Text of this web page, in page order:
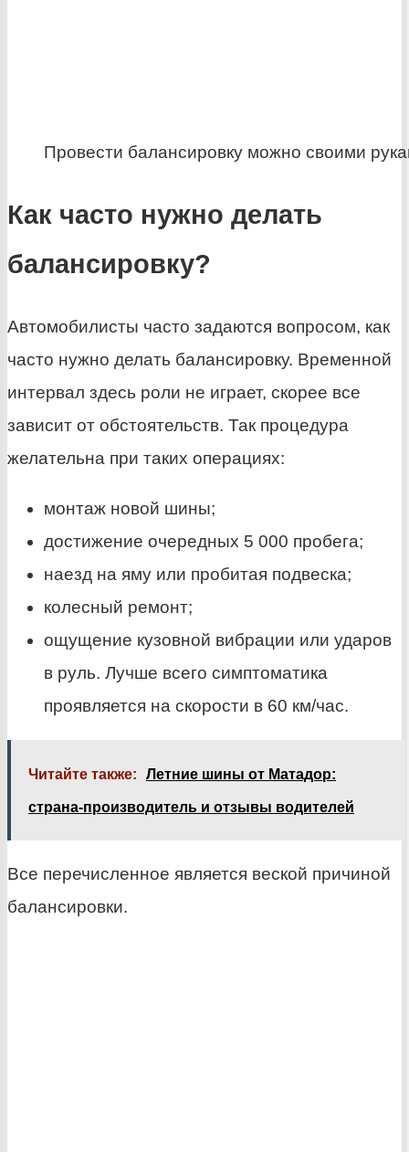
Провести балансировку можно своими
Как часто нужно делать
балансировку?
Автомобилисты часто задаются вопросом, как
часто нужно делать балансировку. Временной
интервал здесь роли не играет, скорее все
зависит от обстоятельств. Так процедура
желательна при таких операциях:
монтаж новой шины;
достижение очередных 5 000 пробега;
наезд на яму или пробитая подвеска;
колесный ремонт;
ощущение кузовной вибрации или ударов
в руль. Лучше всего симптоматика
проявляется на скорости в 60 км/час.
Читайте также: Летние шины от Матадор:
страна-производитель и отзывы водителей
Все перечисленное является веской причиной
балансировки.